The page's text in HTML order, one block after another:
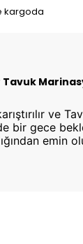
kargoda
Tavuk
ve
bir gece
emin